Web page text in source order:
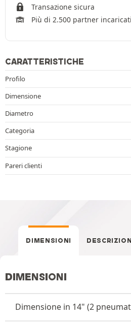
Transazione sicura
Più di 2.500 partner
CARATTERISTICHE
Profilo
Dimensione
Diametro
Categoria
Stagione
Pareri clienti
DIMENSIONI
DIMENSIONI
Dimensione in 14" (2